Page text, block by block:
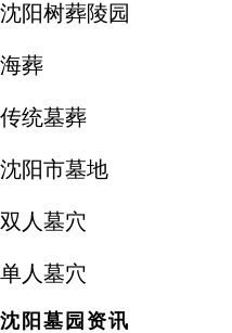
沈阳树葬陵园
海葬
传统墓葬
沈阳市墓地
双人墓穴
单人墓穴
沈阳墓园资讯